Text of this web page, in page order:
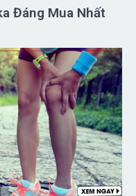
Đáng Mua Nhất